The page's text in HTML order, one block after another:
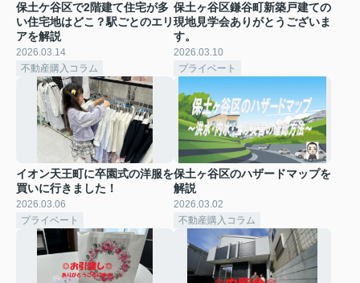
保土ケ谷区で2階建て住宅が多
い住宅地はどこ？駅ごとのエリ
アを解説
2026.03.14
不動産購入コラム
保土ヶ谷区鎌谷町新築戸建ての
現地見学会ありがとうございま
す。
2026.03.10
プライベート
イオン天王町に卒園式の洋服を
買いに行きました！
2026.03.06
プライベート
保土ヶ谷区のハザードマップを
解説
2026.03.02
不動産購入コラム